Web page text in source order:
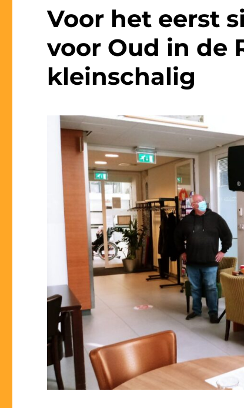
Voor het eerst
voor Oud in de
kleinschalig